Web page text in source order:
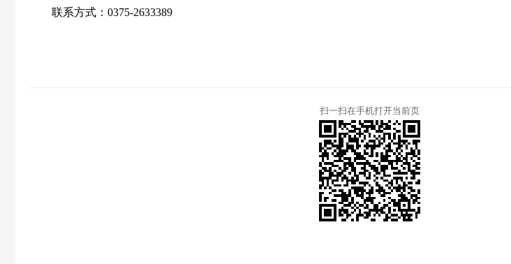
联系方式： 0375-2633389
扫一扫在手机打开当前页